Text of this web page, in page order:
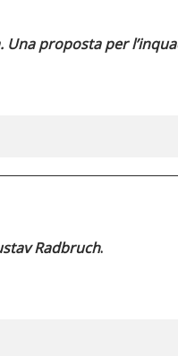
proposta per
Radbruch.